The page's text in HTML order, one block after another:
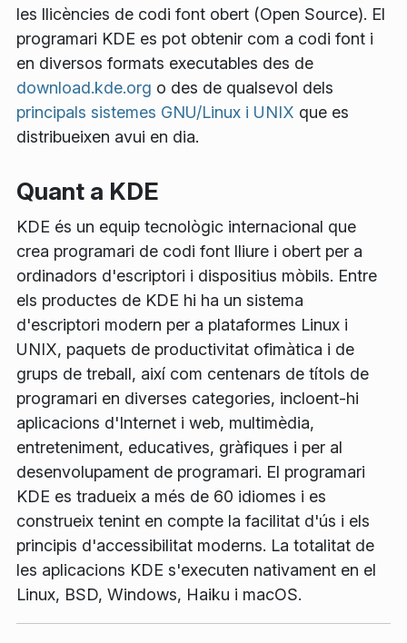
les llicències de codi font obert (Open Source). El
programari KDE es pot obtenir com a codi font i
en diversos formats executables des de
download.kde.org o des de qualsevol dels
principals sistemes GNU/Linux i UNIX que es
distribueixen avui en dia.
Quant a KDE
KDE és un equip tecnològic internacional que
crea programari de codi font lliure i obert per a
ordinadors d'escriptori i dispositius mòbils. Entre
els productes de KDE hi ha un sistema
d'escriptori modern per a plataformes Linux i
UNIX, paquets de productivitat ofimàtica i de
grups de treball, així com centenars de títols de
programari en diverses categories, incloent-hi
aplicacions d'Internet i web, multimèdia,
entreteniment, educatives, gràfiques i per al
desenvolupament de programari. El programari
KDE es tradueix a més de 60 idiomes i es
construeix tenint en compte la facilitat d'ús i els
principis d'accessibilitat moderns. La totalitat de
les aplicacions KDE s'executen nativament en el
Linux, BSD, Windows, Haiku i macOS.